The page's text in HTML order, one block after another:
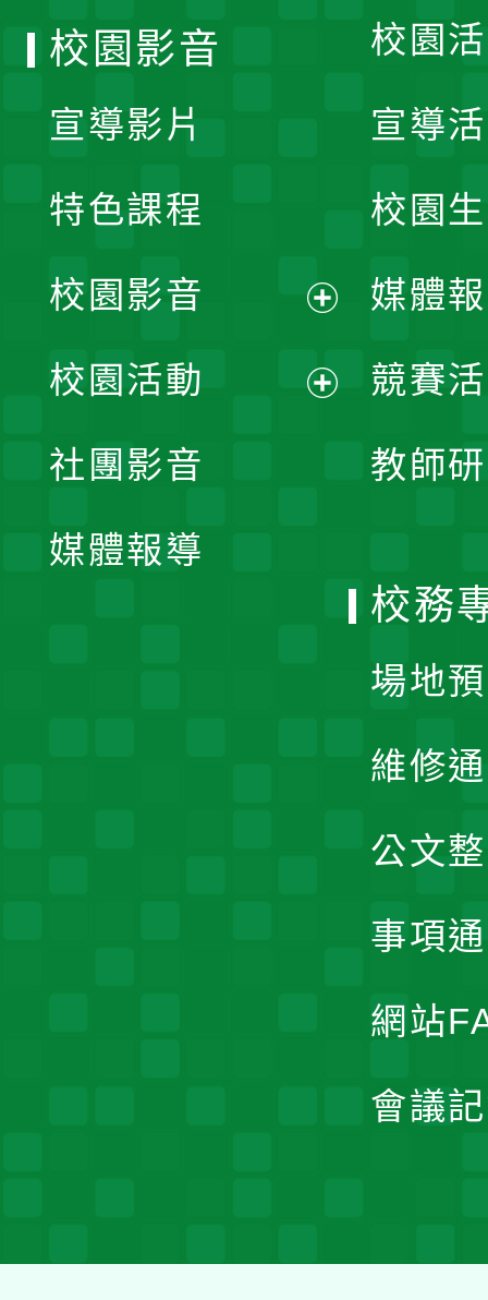
校園
宣導
校園
媒體
競賽
教師
校園影音
宣導影片
特色課程
校園影音
開
校園活動
社團影音
媒體報導
校務
場地
維修
公文
事項
網站
會議